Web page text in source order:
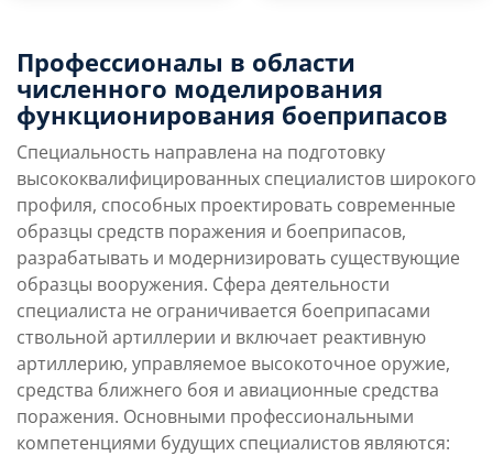
Условия поступления
направления
Учебная программа Карьерные
Профессионалы в области
численного моделирования
функционирования боеприпасов
Специальность направлена на подготовку
высококвалифицированных специалистов широкого
профиля, способных проектировать современные
образцы средств поражения и боеприпасов,
разрабатывать и модернизировать существующие
образцы вооружения. Сфера деятельности
специалиста не ограничивается боеприпасами
ствольной артиллерии и включает реактивную
артиллерию, управляемое высокоточное оружие,
средства ближнего боя и авиационные средства
поражения. Основными профессиональными
компетенциями будущих специалистов являются: